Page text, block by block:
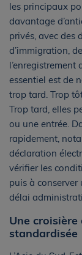
les principaux
davantage
privés, avec des
d’immigration,
essentiel est de
trop tard. Trop
Trop tard, elles
ou une entrée.
rapidement,
déclaration
vérifier les
puis à
délai
Une croisière
standardisée